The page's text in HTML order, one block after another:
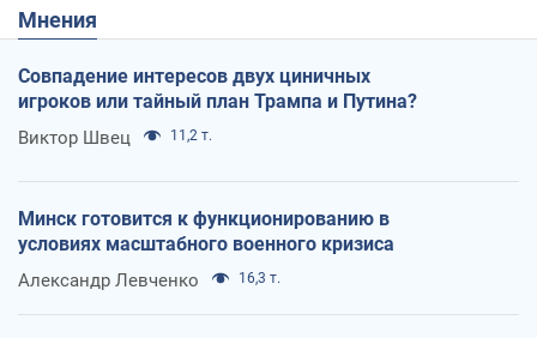
Мнения
Совпадение интересов двух циничных
игроков или тайный план Трампа и Путина?
Виктор Швец 11,2 т.
Минск готовится к функционированию в
условиях масштабного военного кризиса
Александр Левченко 16,3 т.